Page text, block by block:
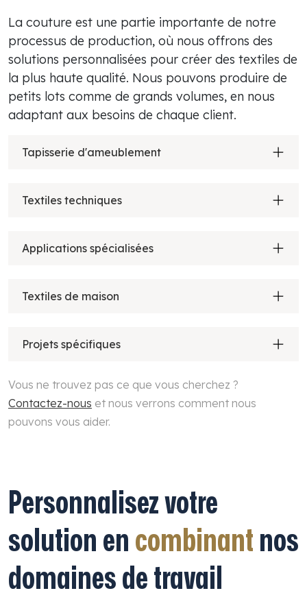
La couture est une partie importante de notre
processus de production, où nous offrons des
solutions personnalisées pour créer des textiles de
la plus haute qualité. Nous pouvons produire de
petits lots comme de grands volumes, en nous
adaptant aux besoins de chaque client.
Tapisserie d'ameublement
Textiles techniques
Applications spécialisées
Textiles de maison
Projets spécifiques
Vous ne trouvez pas ce que vous cherchez ?
Contactez-nous et nous verrons comment nous
pouvons vous aider.
Personnalisez votre
solution en combinant nos
domaines de travail